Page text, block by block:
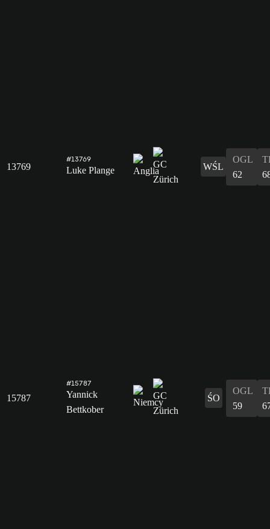
13769
#13769
Luke Plange WŚL
OGL
62
15787
#15787
Yannick
Bettkober
ŚO
OGL
59